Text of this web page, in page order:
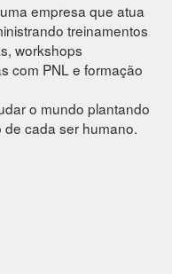
empresa que atua
treinamentos
workshops
com PNL e formação
o mundo plantando
cada ser humano.